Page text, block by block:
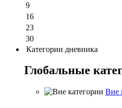
9
16
23
30
Категории дневника
Глобальные
Вне